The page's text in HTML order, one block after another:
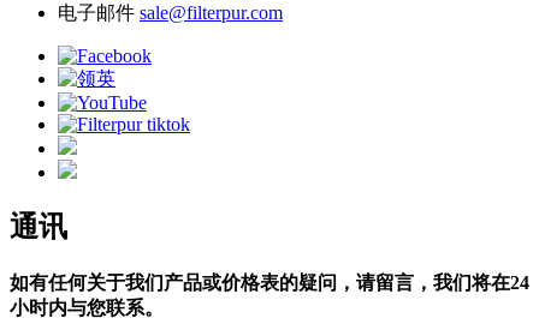
电子邮件 sale@filterpur.com
通讯
如有任何关于我们产品或价格表的疑问，请留言，我们将在24
小时内与您联系。